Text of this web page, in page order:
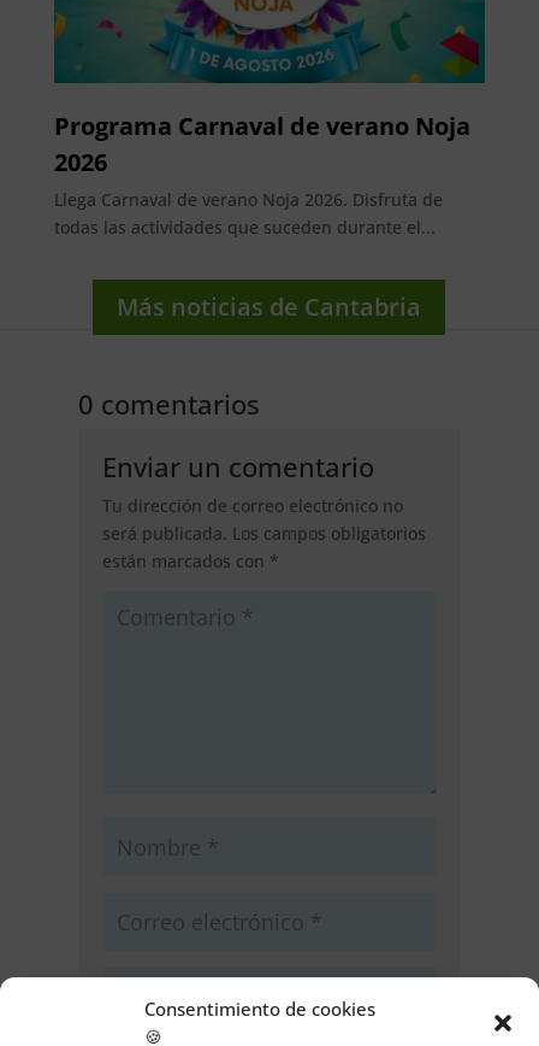
Consentimiento de cookies
🍪
Programa Carnaval de verano Noja
2026
Llega Carnaval de verano Noja 2026. Disfruta de
todas las actividades que suceden durante el...
Más noticias de Cantabria
0 comentarios
Enviar un comentario
Tu dirección de correo electrónico no
será publicada. Los campos obligatorios
están marcados con *